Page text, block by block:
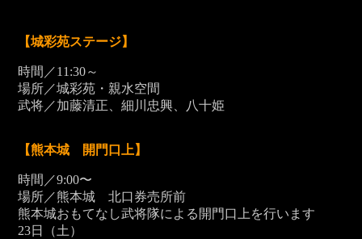
【城彩苑ステージ】
時間／11:30～
場所／城彩苑・親水空間
武将／加藤清正、細川忠興、八十姫
【熊本城 開門口上】
時間／9:00〜
場所／熊本城 北口券売所前
熊本城おもてなし武将隊による開門口上を行います
23日（土）